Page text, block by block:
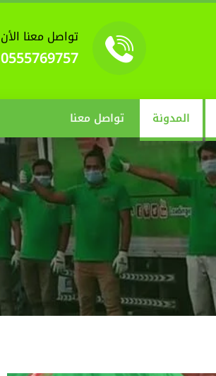
تواصل معنا الأن
0555769757
المدونة تواصل معنا